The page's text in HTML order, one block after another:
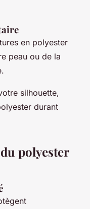
en polyester
peau ou de la
silhouette,
durant
polyester